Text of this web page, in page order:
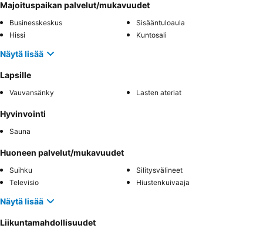
Majoituspaikan palvelut/mukavuudet
Businesskeskus
Sisääntuloaula
Hissi
Kuntosali
Näytä lisää
Lapsille
Vauvansänky Lasten ateriat
Hyvinvointi
Sauna
Huoneen palvelut/mukavuudet
Suihku
Silitysvälineet
Televisio
Hiustenkuivaaja
Näytä lisää
Liikuntamahdollisuudet